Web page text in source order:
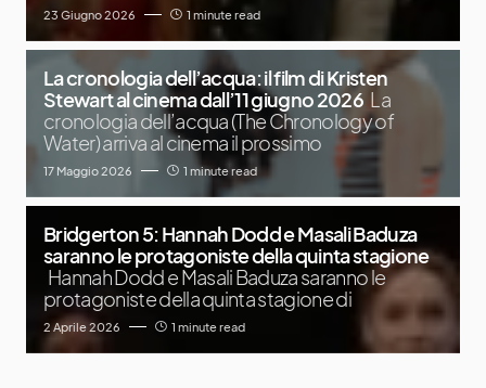
23 Giugno 2026 1 minute read
La cronologia dell’acqua: il film di Kristen
Stewart al cinema dall’11 giugno 2026 La
cronologia dell’acqua (The Chronology of
Water) arriva al cinema il prossimo
17 Maggio 2026 1 minute read
Bridgerton 5: Hannah Dodd e Masali Baduza
saranno le protagoniste della quinta stagione
Hannah Dodd e Masali Baduza saranno le
protagoniste della quinta stagione di
2 Aprile 2026 1 minute read